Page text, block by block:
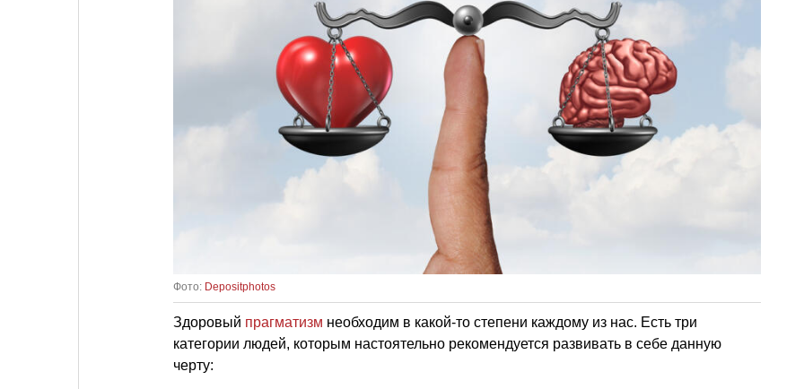
Фото: Depositphotos
Здоровый прагматизм необходим в какой-то степени каждому из нас. Есть три
категории людей, которым настоятельно рекомендуется развивать в себе данную
черту: